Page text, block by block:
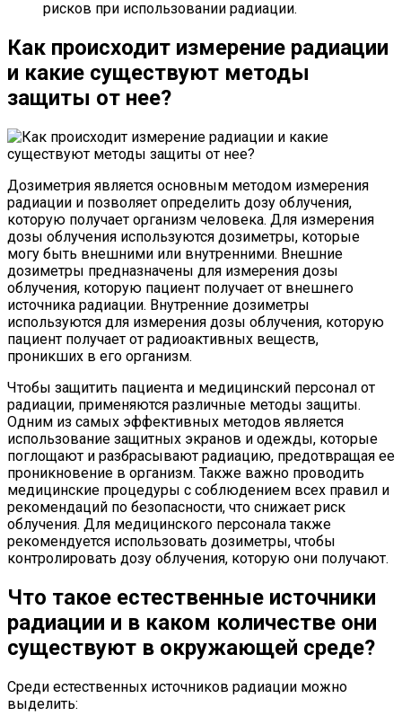
рисков при использовании радиации.
Как происходит измерение радиации
и какие существуют методы
защиты от нее?
Дозиметрия является основным методом измерения
радиации и позволяет определить дозу облучения,
которую получает организм человека. Для измерения
дозы облучения используются дозиметры, которые
могу быть внешними или внутренними. Внешние
дозиметры предназначены для измерения дозы
облучения, которую пациент получает от внешнего
источника радиации. Внутренние дозиметры
используются для измерения дозы облучения, которую
пациент получает от радиоактивных веществ,
проникших в его организм.
Чтобы защитить пациента и медицинский персонал от
радиации, применяются различные методы защиты.
Одним из самых эффективных методов является
использование защитных экранов и одежды, которые
поглощают и разбрасывают радиацию, предотвращая ее
проникновение в организм. Также важно проводить
медицинские процедуры с соблюдением всех правил и
рекомендаций по безопасности, что снижает риск
облучения. Для медицинского персонала также
рекомендуется использовать дозиметры, чтобы
контролировать дозу облучения, которую они получают.
Что такое естественные источники
радиации и в каком количестве они
существуют в окружающей среде?
Среди естественных источников радиации можно
выделить: